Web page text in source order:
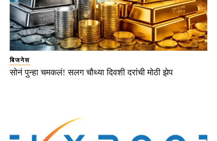
बिजनेस
सोनं पुन्हा चमकलं! सलग चौथ्या दिवशी दरांची मोठी झेप